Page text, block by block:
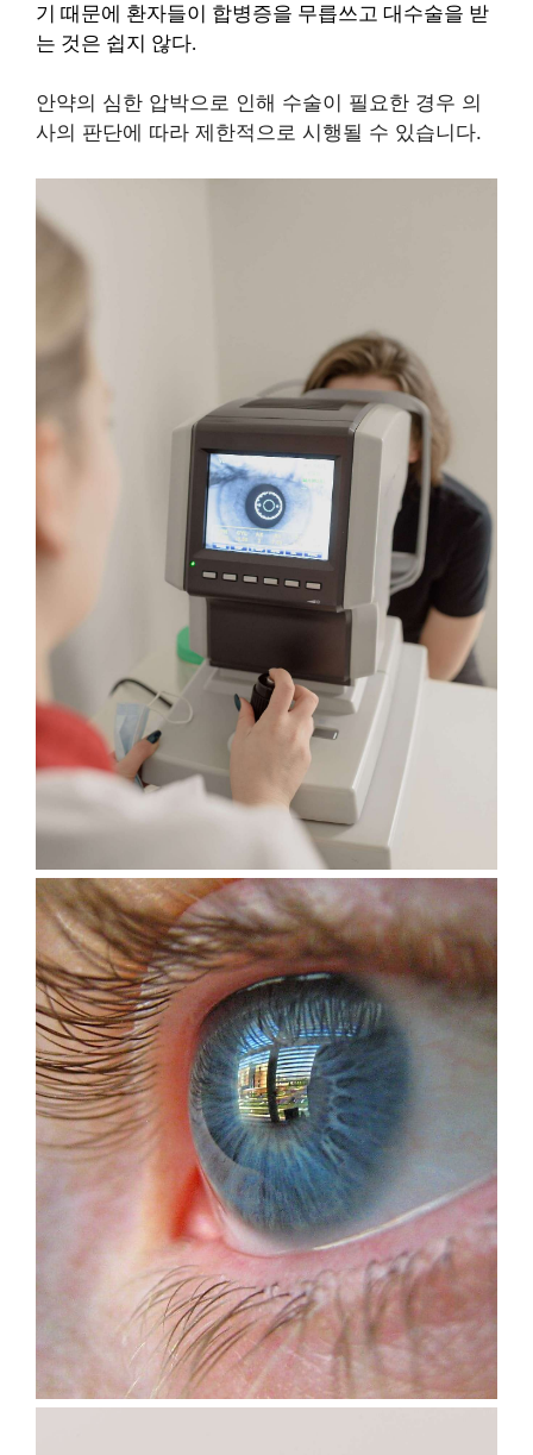
기 때문에 환자들이 합병증을 무릅쓰고 대수술을 받
는 것은 쉽지 않다.
안약의 심한 압박으로 인해 수술이 필요한 경우 의
사의 판단에 따라 제한적으로 시행될 수 있습니다.